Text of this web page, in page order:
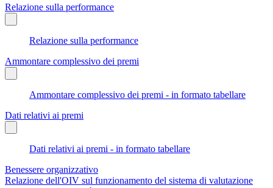
Relazione sulla performance
Relazione sulla performance
Ammontare complessivo dei premi
Ammontare complessivo dei premi - in formato tabellare
Dati relativi ai premi
Dati relativi ai premi - in formato tabellare
Benessere organizzativo
Relazione dell'OIV sul funzionamento del sistema di valutazione